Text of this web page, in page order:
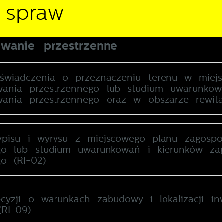
przestrzenne
o przeznaczeniu terenu w
przestrzennego lub studium
przestrzennego oraz w obszarze
i wyrysu z miejscowego planu
lub studium uwarunkowań i kierunków
(RI-02)
o warunkach zabudowy i lokalizacji
09)
Twoją prywatność. Możesz zmienić ustawienia cookies lub
je wszystkie. W dowolnym momencie możesz dokonać
swoich ustawień.